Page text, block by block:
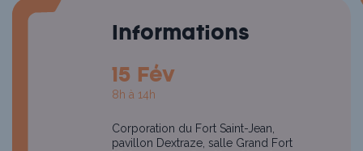
Informations
15 Fév
8h à 14h
Corporation du Fort Saint-Jean,
pavillon Dextraze, salle Grand Fort